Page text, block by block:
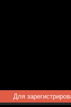
Для